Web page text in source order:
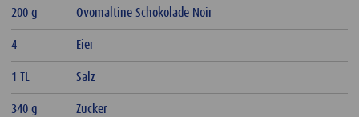
200 g Ovomaltine Schokolade Noir
4 Eier
1 TL Salz
340 g Zucker